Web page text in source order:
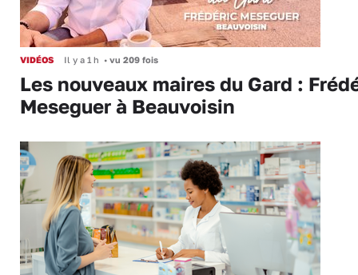
VIDÉOS Il y a 1 h • vu 209 fois
Les nouveaux maires du Gard :
Meseguer à Beauvoisin